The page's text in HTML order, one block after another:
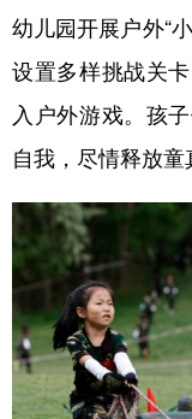
幼儿园开展户外“
设置多样挑战关
入户外游戏。孩
自我，尽情释放